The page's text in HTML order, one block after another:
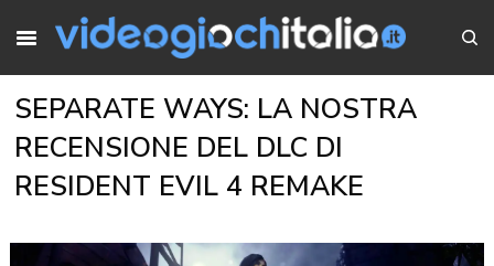
SEPARATE WAYS: LA NOSTRA
RECENSIONE DEL DLC DI
RESIDENT EVIL 4 REMAKE